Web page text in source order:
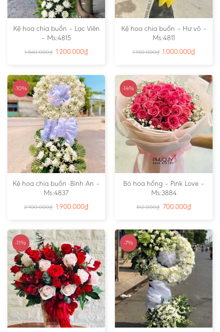
Kệ hoa chia buồn – Lạc Viên
– Ms:4815
1.540.000₫ 1.200.000₫
Kệ hoa chia buồn – Hư vô –
Ms:4811
1.150.000₫ 1.000.000₫
-10%
Kệ hoa chia buồn -Bình An –
Ms:4837
2.100.000₫ 1.900.000₫
-14%
Bó hoa hồng – Pink Love –
Ms:3884
812.000₫ 700.000₫
-11% -7%